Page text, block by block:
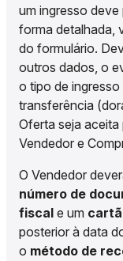
um ingresso
forma detalhada,
do formulário.
outros dados, o
o tipo de
transferência
Oferta seja
Vendedor e
O Vendedor
número de
fiscal e um
posterior à data
o método de